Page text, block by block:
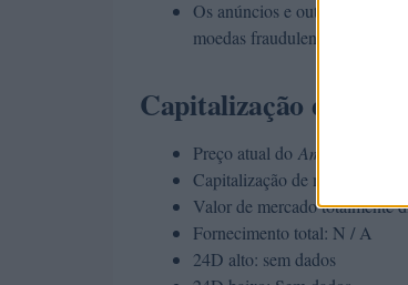
Os anúncios e outros
moedas fraudulentas antes
Capitalização de
Preço atual do Amazon
Capitalização de mercado:
Valor de mercado totalmente
Fornecimento total: N / A
24D alto: sem dados